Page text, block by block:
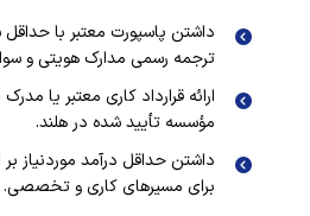
داشتن پاسپورت معتبر با حداقل
ترجمه رسمی مدارک هویتی و
ارائه قرارداد کاری معتبر یا
مؤسسه تأیید شده در هلند.
برای مسیرهای کاری و تخصصی.